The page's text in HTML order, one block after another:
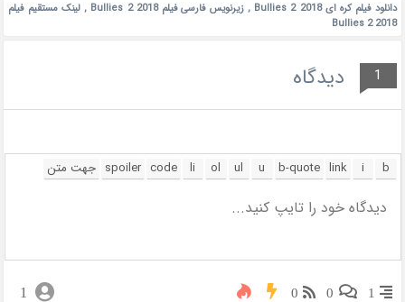
دانلود فیلم کره ای Bullies 2 2018 ,زیرنویس فارسی فیلم Bullies 2 2018 ,لینک مستقیم فیلم
Bullies 2 2018
1 دیدگاه
1
0
0
1